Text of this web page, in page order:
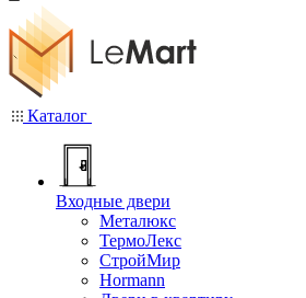
Каталог
Входные двери
Металюкс
ТермоЛекс
СтройМир
Hormann